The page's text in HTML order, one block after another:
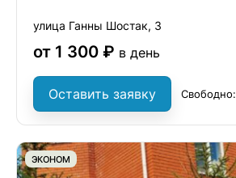
улица Ганны Шостак, 3
от 1 300 ₽ в день
Оставить заявку Свободно:
ЭКОНОМ